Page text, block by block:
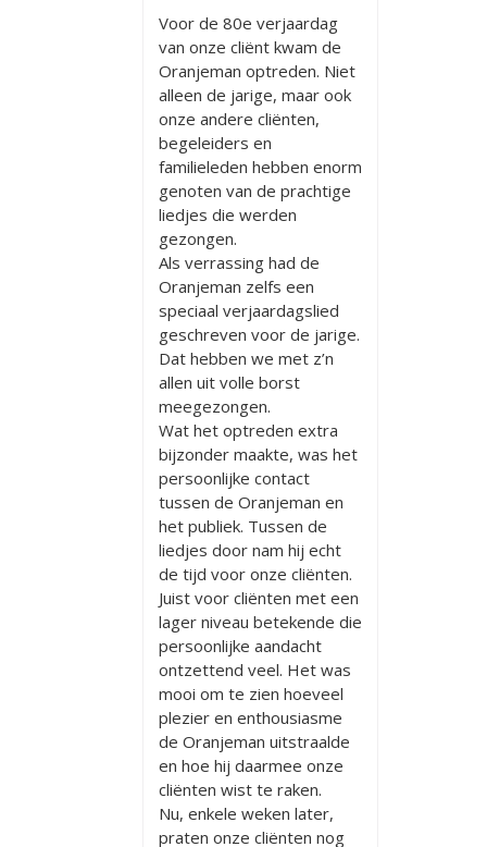
Voor de 80e verjaardag
van onze cliënt kwam de
Oranjeman optreden. Niet
alleen de jarige, maar ook
onze andere cliënten,
begeleiders en
familieleden hebben enorm
genoten van de prachtige
liedjes die werden
gezongen.
Als verrassing had de
Oranjeman zelfs een
speciaal verjaardagslied
geschreven voor de jarige.
Dat hebben we met z’n
allen uit volle borst
meegezongen.
Wat het optreden extra
bijzonder maakte, was het
persoonlijke contact
tussen de Oranjeman en
het publiek. Tussen de
liedjes door nam hij echt
de tijd voor onze cliënten.
Juist voor cliënten met een
lager niveau betekende die
persoonlijke aandacht
ontzettend veel. Het was
mooi om te zien hoeveel
plezier en enthousiasme
de Oranjeman uitstraalde
en hoe hij daarmee onze
cliënten wist te raken.
Nu, enkele weken later,
praten onze cliënten nog